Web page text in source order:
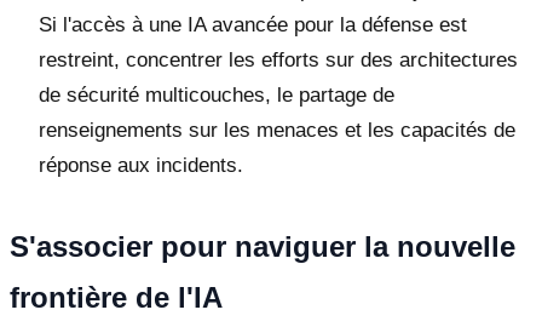
Si l'accès à une IA avancée pour la défense est
restreint, concentrer les efforts sur des architectures
de sécurité multicouches, le partage de
renseignements sur les menaces et les capacités de
réponse aux incidents.
S'associer pour naviguer la nouvelle
frontière de l'IA